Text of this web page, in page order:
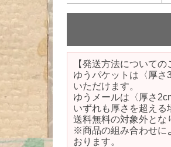
【発送方法についての
ゆうパケットは〈厚
いただけます。
ゆうメールは〈厚さ
いずれも厚さを超え
送料無料の対象外とな
※商品の組み合わせに
おります。